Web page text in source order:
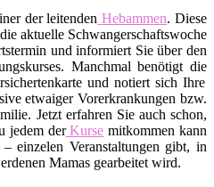
der leitenden Hebammen. Diese
aktuelle Schwangerschaftswoche
und informiert Sie über den
Manchmal benötigt die
und notiert sich Ihre
etwaiger Vorerkrankungen bzw.
Jetzt erfahren Sie auch schon,
jedem derKurse mitkommen kann
einzelen Veranstaltungen gibt, in
Mamas gearbeitet wird.